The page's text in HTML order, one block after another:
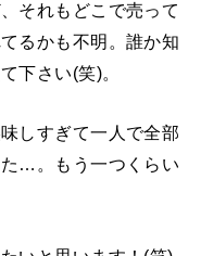
それもどこで売って
るかも不明。誰か知
下さい(笑)。
しすぎて一人で全部
…。もう一つくらい